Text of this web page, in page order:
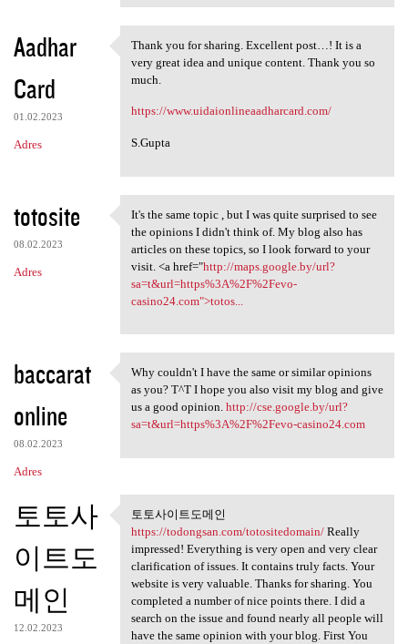
Aadhar
Card
01.02.2023
Adres
Thank you for sharing.
Thank you for sharing. Excellent post…! It is a
very great idea and unique content. Thank you so
much.
https://www.uidaionlineaadharcard.com/
S.Gupta
totosite
08.02.2023
Adres
It's the same topic , but I
It's the same topic , but I was quite surprised to see
the opinions I didn't think of. My blog also has
articles on these topics, so I look forward to your
visit. <a href="http://maps.google.by/url?
sa=t&url=https%3A%2F%2Fevo-
casino24.com">totos...
baccarat
online
08.02.2023
Adres
Why couldn't I have the same
Why couldn't I have the same or similar opinions
as you? T^T I hope you also visit my blog and give
us a good opinion. http://cse.google.by/url?
sa=t&url=https%3A%2F%2Fevo-casino24.com
토토사
이트도
메인
12.02.2023
토토사이트도메인
https://todongsan
토토사이트도메인
https://todongsan.com/totositedomain/Really
impressed! Everything is very open and very clear
clarification of issues. It contains truly facts. Your
website is very valuable. Thanks for sharing. You
completed a number of nice points there. I did a
search on the issue and found nearly all people will
have the same opinion with your blog. First You